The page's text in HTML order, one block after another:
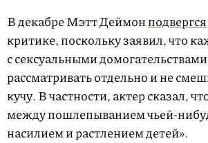
В декабре Мэтт Деймонподвергся
критике, поскольку заявил, что
с сексуальными
рассматривать отдельно и не
кучу. В частности, актер сказал,
между пошлепыванием чьей-
насилием и растлением детей».